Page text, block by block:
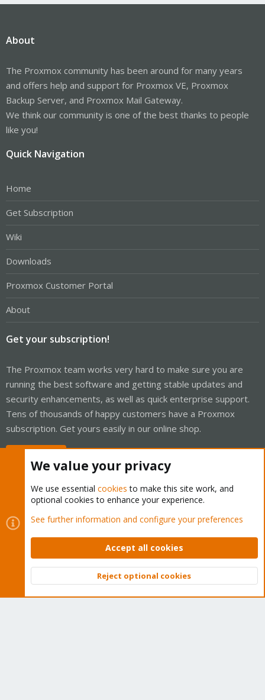
About
The Proxmox community has been around for many years
and offers help and support for Proxmox VE, Proxmox
Backup Server, and Proxmox Mail Gateway.
We think our community is one of the best thanks to people
like you!
Quick Navigation
Home
Get Subscription
Wiki
Downloads
Proxmox Customer Portal
About
Get your subscription!
The Proxmox team works very hard to make sure you are
running the best software and getting stable updates and
security enhancements, as well as quick enterprise support.
Tens of thousands of happy customers have a Proxmox
subscription. Get yours easily in our online shop.
Cookies
Proxmox Support Forum - Light Mode
Contact us
Terms and rules Privacy policy Help Home
Community platform by XenForo © 2010-2026 XenForo Ltd.
Top
We value your privacy
We use essential cookies to make this site work, and
optional cookies to enhance your experience.
See further information and configure your preferences
Accept all cookies
Reject optional cookies